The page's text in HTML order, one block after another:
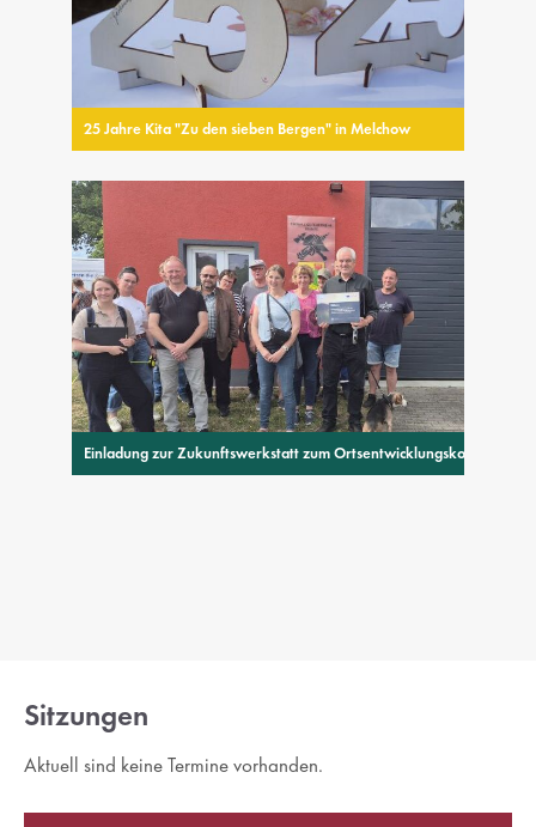
25 Jahre Kita "Zu den sieben Bergen" in Melchow
Einladung zur Zukunftswerkstatt zum Ortsentwicklungskonzept
Sitzungen
Aktuell sind keine Termine vorhanden.